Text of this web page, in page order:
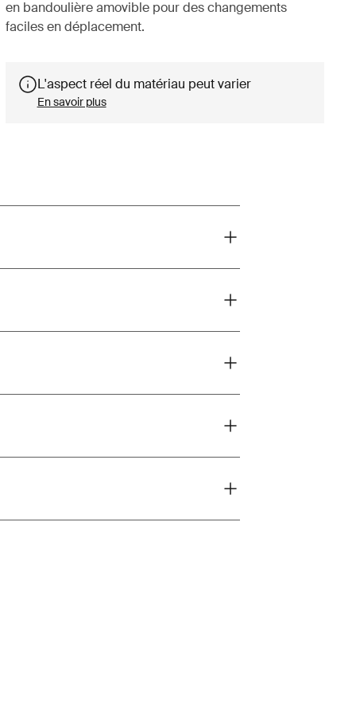
en bandoulière amovible pour des changements
faciles en déplacement.
L'aspect réel du matériau peut varier
En savoir plus